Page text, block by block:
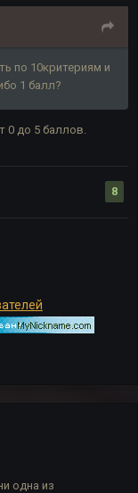
по 10критериям и
1 балл?
0 до 5 баллов.
8
одна из